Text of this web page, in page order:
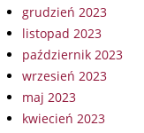
grudzień 2023
listopad 2023
październik 2023
wrzesień 2023
maj 2023
kwiecień 2023